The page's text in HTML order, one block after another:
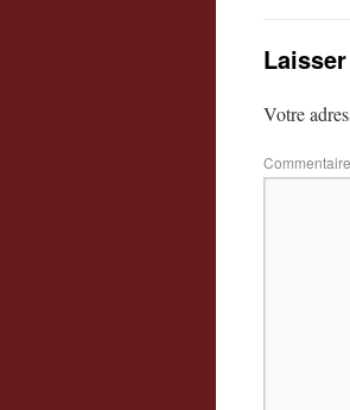
Votre
Commentaire